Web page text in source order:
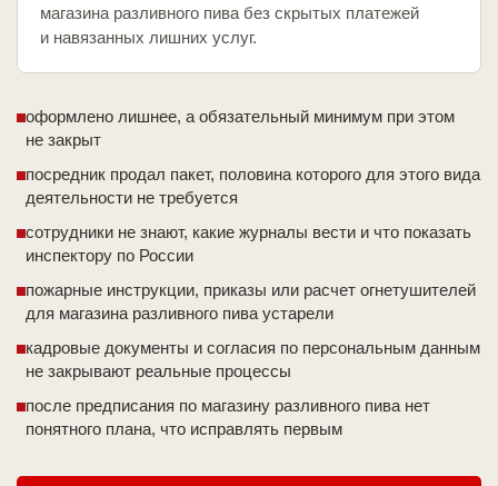
магазина разливного пива без скрытых платежей
и навязанных лишних услуг.
оформлено лишнее, а обязательный минимум при этом
не закрыт
посредник продал пакет, половина которого для этого вида
деятельности не требуется
сотрудники не знают, какие журналы вести и что показать
инспектору по России
пожарные инструкции, приказы или расчет огнетушителей
для магазина разливного пива устарели
кадровые документы и согласия по персональным данным
не закрывают реальные процессы
после предписания по магазину разливного пива нет
понятного плана, что исправлять первым